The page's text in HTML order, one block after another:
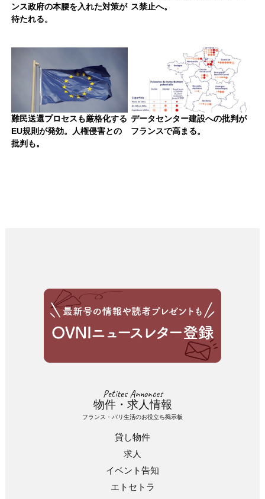
ンス政府の本腰を入れた対策が
待たれる。
ス禁止へ。
難民送還プロセスも厳格化する
EU規則が発効。人権侵害との
批判も。
データセンター建設への批判が
フランスで高まる。
Petites Annonces
物件・求人情報
フランス・パリ生活のお役立ち掲示板
貸し物件
求人
イベント告知
エトセトラ